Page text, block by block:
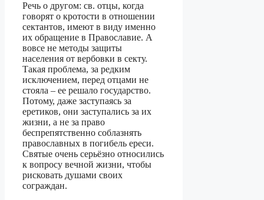
Речь о другом: св. отцы, когда
говорят о кротости в отношении
сектантов, имеют в виду именно
их обращение в Православие. А
вовсе не методы защиты
населения от вербовки в секту.
Такая проблема, за редким
исключением, перед отцами не
стояла – ее решало государство.
Потому, даже заступаясь за
еретиков, они заступались за их
жизни, а не за право
беспрепятственно соблазнять
православных в погибель ереси.
Святые очень серьёзно относились
к вопросу вечной жизни, чтобы
рисковать душами своих
сограждан.